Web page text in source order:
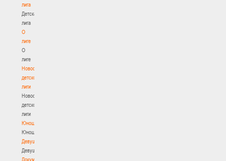
лига
Детская
лига
О
лиге
О
лиге
Новости
детской
лиги
Новости
детской
лиги
Юноши
Юноши
Девушки
Девушки
Документы